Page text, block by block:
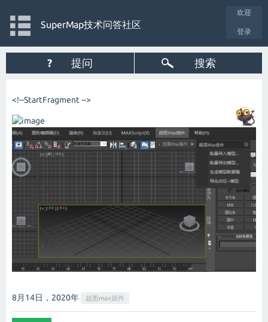
欢迎
登录
SuperMap技术问答社区
? 提问 搜索
<!--StartFragment -->
8月14日，2020年 超图max插件